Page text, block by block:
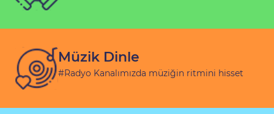
Müzik Dinle
#Radyo Kanalımızda müziğin ritmini hisset